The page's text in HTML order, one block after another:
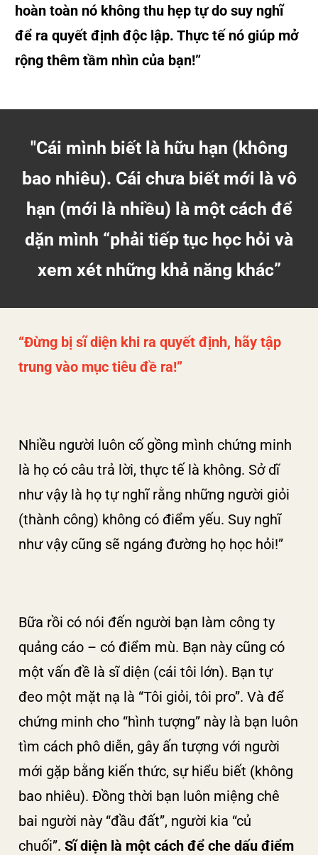
hoàn toàn nó không thu hẹp tự do suy nghĩ
để ra quyết định độc lập. Thực tế nó giúp mở
rộng thêm tầm nhìn của bạn!”
"Cái mình biết là hữu hạn (không
bao nhiêu). Cái chưa biết mới là vô
hạn (mới là nhiều) là một cách để
dặn mình “phải tiếp tục học hỏi và
xem xét những khả năng khác”
“Đừng bị sĩ diện khi ra quyết định, hãy tập
trung vào mục tiêu đề ra!”
Nhiều người luôn cố gồng mình chứng minh
là họ có câu trả lời, thực tế là không. Sở dĩ
như vậy là họ tự nghĩ rằng những người giỏi
(thành công) không có điểm yếu. Suy nghĩ
như vậy cũng sẽ ngáng đường họ học hỏi!”
Bữa rồi có nói đến người bạn làm công ty
quảng cáo – có điểm mù. Bạn này cũng có
một vấn đề là sĩ diện (cái tôi lớn). Bạn tự
đeo một mặt nạ là “Tôi giỏi, tôi pro”. Và để
chứng minh cho “hình tượng” này là bạn luôn
tìm cách phô diễn, gây ấn tượng với người
mới gặp bằng kiến thức, sự hiểu biết (không
bao nhiêu). Đồng thời bạn luôn miệng chê
bai người này “đầu đất”, người kia “củ
chuối”. Sĩ diện là một cách để che dấu điểm